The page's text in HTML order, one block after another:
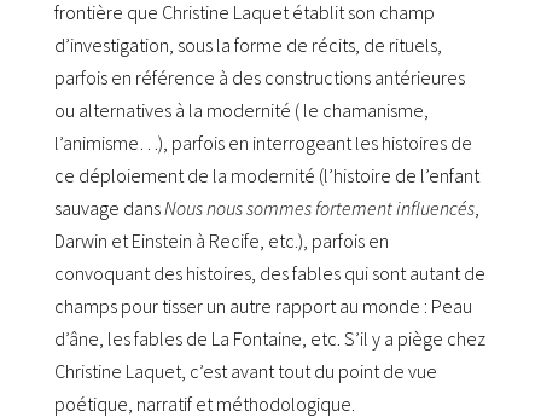
frontière que Christine Laquet établit son champ
d’investigation, sous la forme de récits, de rituels,
parfois en référence à des constructions antérieures
ou alternatives à la modernité ( le chamanisme,
l’animisme…), parfois en interrogeant les histoires de
ce déploiement de la modernité (l’histoire de l’enfant
sauvage dans Nous nous sommes fortement influencés,
Darwin et Einstein à Recife, etc.), parfois en
convoquant des histoires, des fables qui sont autant de
champs pour tisser un autre rapport au monde : Peau
d’âne, les fables de La Fontaine, etc. S’il y a piège chez
Christine Laquet, c’est avant tout du point de vue
poétique, narratif et méthodologique.